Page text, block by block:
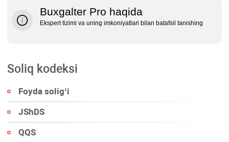
Buxgalter Pro haqida
Ekspert tizimi va uning imkoniyatlari bilan batafsil tanishing
Soliq kodeksi
Foyda soligʻi
JShDS
QQS